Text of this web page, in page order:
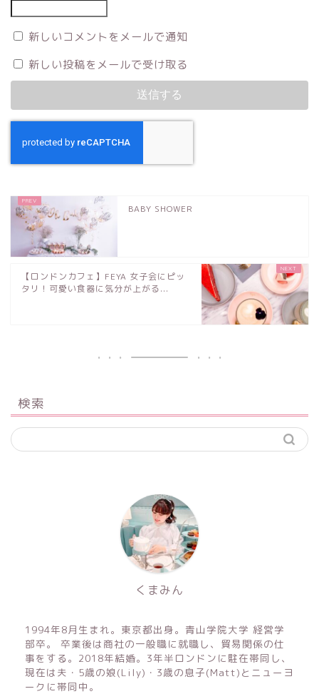
新しいコメントをメールで通知
新しい投稿をメールで受け取る
BABY SHOWER
【ロンドンカフェ】FEYA 女子会にピッ
タリ！可愛い食器に気分が上がる...
検索
くまみん
1994年8月生まれ。東京都出身。青山学院大学 経営学
部卒。 卒業後は商社の一般職に就職し、貿易関係の仕
事をする。2018年結婚。3年半ロンドンに駐在帯同し、
現在は夫・5歳の娘(Lily)・3歳の息子(Matt)とニューヨ
ークに帯同中。